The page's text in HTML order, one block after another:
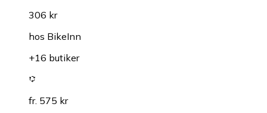
306 kr
hos BikeInn
+16 butiker
fr. 575 kr